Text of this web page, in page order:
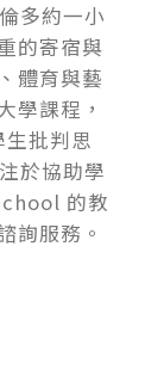
多約一小
的寄宿與
體育與藝
學課程，
批判思
於協助學
的教
詢服務。